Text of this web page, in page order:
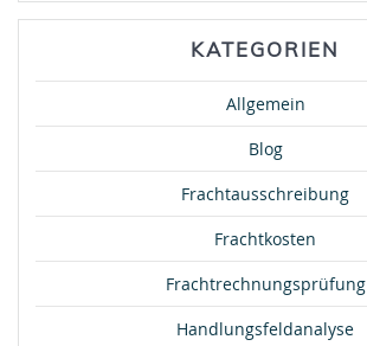
KATEGORIEN
Allgemein
Blog
Frachtausschreibung
Frachtkosten
Frachtrechnungsprüfung
Handlungsfeldanalyse